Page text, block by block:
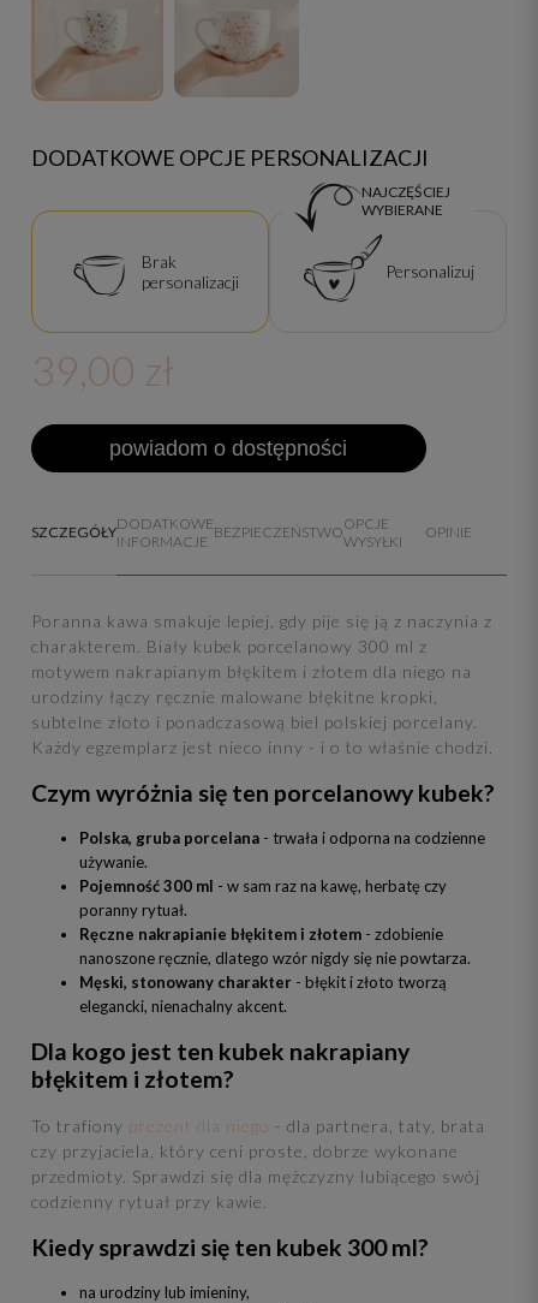
DODATKOWE OPCJE PERSONALIZACJI
Brak
personalizacji
Personalizuj
NAJCZĘŚCIEJ
WYBIERANE
39,00 zł
powiadom o dostępności
SZCZEGÓŁYDODATKOWE
INFORMACJE BEZPIECZEŃSTWOOPCJE
WYSYŁKI
OPINIE
Poranna kawa smakuje lepiej, gdy pije się ją z naczynia z
charakterem. Biały kubek porcelanowy 300 ml z
motywem nakrapianym błękitem i złotem dla niego na
urodziny łączy ręcznie malowane błękitne kropki,
subtelne złoto i ponadczasową biel polskiej porcelany.
Każdy egzemplarz jest nieco inny - i o to właśnie chodzi.
Czym wyróżnia się ten porcelanowy kubek?
Polska, gruba porcelana - trwała i odporna na codzienne
używanie.
Pojemność 300 ml - w sam raz na kawę, herbatę czy
poranny rytuał.
Ręczne nakrapianie błękitem i złotem - zdobienie
nanoszone ręcznie, dlatego wzór nigdy się nie powtarza.
Męski, stonowany charakter - błękit i złoto tworzą
elegancki, nienachalny akcent.
Dla kogo jest ten kubek nakrapiany
błękitem i złotem?
To trafiony prezent dla niego - dla partnera, taty, brata
czy przyjaciela, który ceni proste, dobrze wykonane
przedmioty. Sprawdzi się dla mężczyzny lubiącego swój
codzienny rytuał przy kawie.
Kiedy sprawdzi się ten kubek 300 ml?
na urodziny lub imieniny,